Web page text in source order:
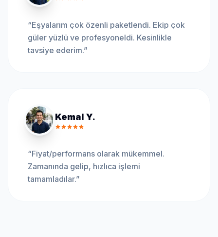
“Eşyalarım çok özenli paketlendi. Ekip çok
güler yüzlü ve profesyoneldi. Kesinlikle
tavsiye ederim.”
Kemal Y.
“Fiyat/performans olarak mükemmel.
Zamanında gelip, hızlıca işlemi
tamamladılar.”